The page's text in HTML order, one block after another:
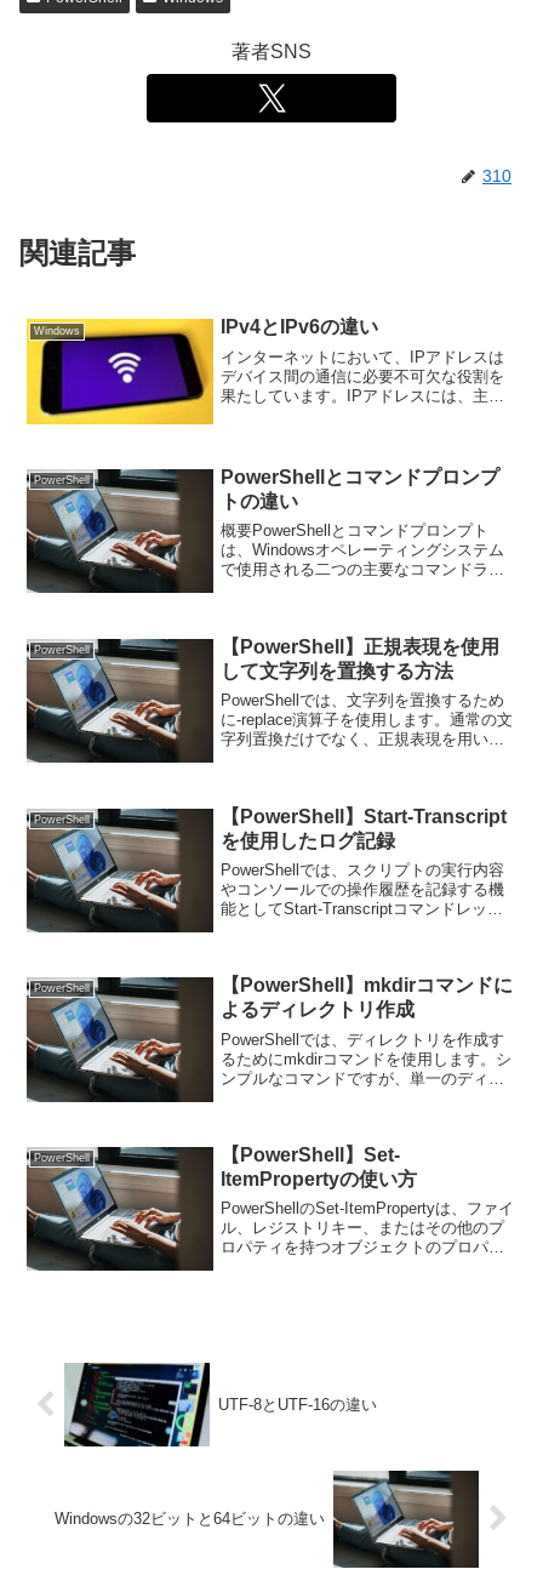
著者SNS
310
関連記事
Windows IPv4とIPv6の違い
インターネットにおいて、IPアドレスは
デバイス間の通信に必要不可欠な役割を
果たしています。IPアドレスには、主に
PowerShell
PowerShellとコマンドプロンプ
トの違い
概要PowerShellとコマンドプロンプト
は、Windowsオペレーティングシステム
で使用される二つの主要なコマンドライ
PowerShell
【PowerShell】正規表現を使用
して文字列を置換する方法
PowerShellでは、文字列を置換するため
に-replace演算子を使用します。通常の文
字列置換だけでなく、正規表現を用いて
PowerShell
【PowerShell】Start-Transcript
を使用したログ記録
PowerShellでは、スクリプトの実行内容
やコンソールでの操作履歴を記録する機
能としてStart-Transcriptコマンドレット
PowerShell
【PowerShell】mkdirコマンドに
よるディレクトリ作成
PowerShellでは、ディレクトリを作成す
るためにmkdirコマンドを使用します。シ
ンプルなコマンドですが、単一のディレ
単...
PowerShell
【PowerShell】Set-
ItemPropertyの使い方
PowerShellのSet-ItemPropertyは、ファイ
ル、レジストリキー、またはその他のプ
ロパティを持つオブジェクトのプロパテ
UTF-8とUTF-16の違い
Windowsの32ビットと64ビットの違い